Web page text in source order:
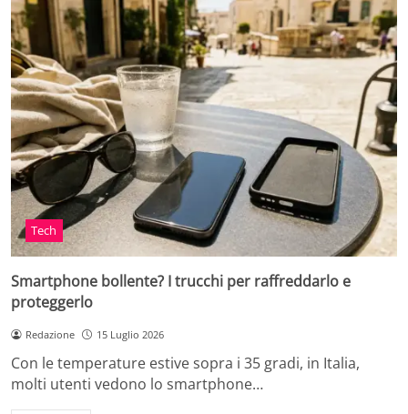
Tech
Smartphone bollente? I trucchi per raffreddarlo e
proteggerlo
Redazione 15 Luglio 2026
Con le temperature estive sopra i 35 gradi, in Italia,
molti utenti vedono lo smartphone…